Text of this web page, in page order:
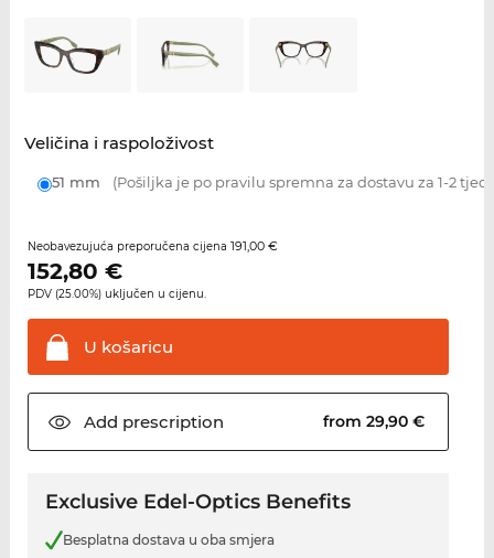
Veličina i raspoloživost
51 mm (Pošiljka je po pravilu spremna za dostavu za 1-2
Neobavezujuća preporučena cijena 191,00 €
152,80 €
PDV (25.00%) uključen u cijenu.
U košaricu
Add prescription from 29,90 €
Exclusive Edel-Optics Benefits
Besplatna dostava u oba smjera